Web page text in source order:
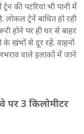
की पटरियां भी पानी में
ट्रेनें बाधित हो रही
होने पर ही घर से बाहर
के खंभों से दूर रहें. वाहनों
वाले इलाकों में जाने
पर 3 किलोमीटर